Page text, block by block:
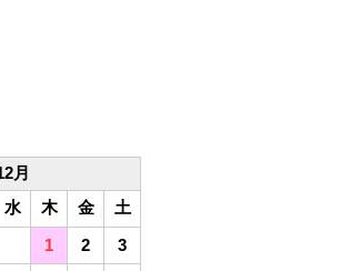
月
水 木 金
土
1
2
3